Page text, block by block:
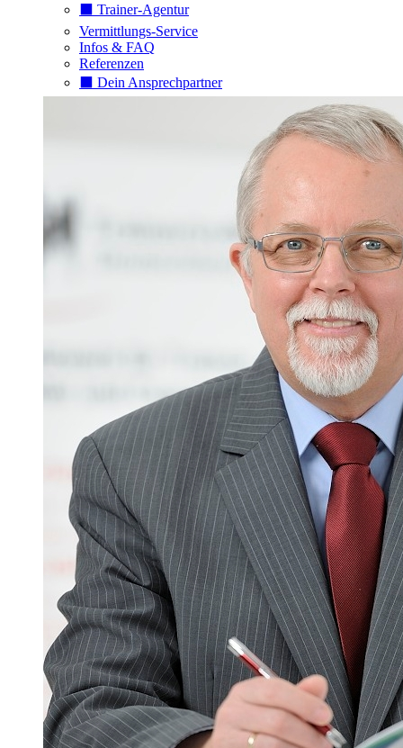
⬛️ Trainer-Agentur
Vermittlungs-Service
Infos & FAQ
Referenzen
⬛️ Dein Ansprechpartner